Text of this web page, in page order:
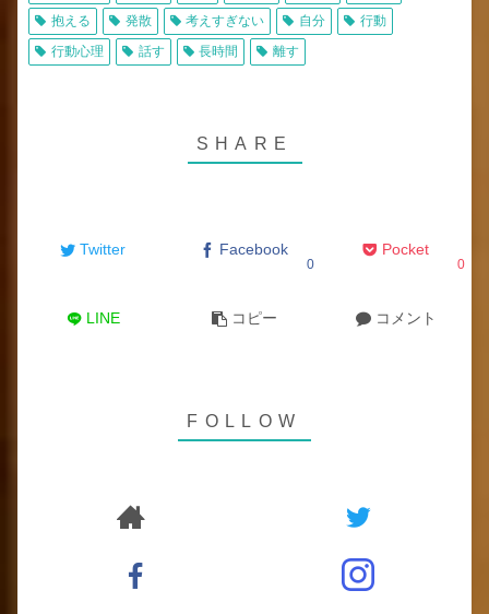
抱える
発散 考えすぎない 自分
行動
行動心理
話す 長時間 離す
Twitter Facebook
0
Pocket
0
LINE コピー コメント